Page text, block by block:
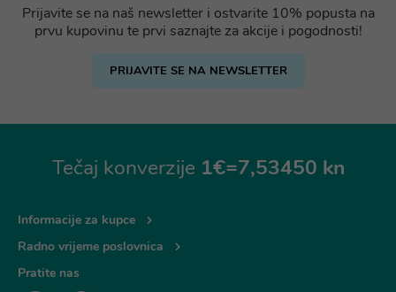
Prijavite se na naš newsletter i ostvarite 10% popusta na
prvu kupovinu te prvi saznajte za akcije i pogodnosti!
PRIJAVITE SE NA NEWSLETTER
Tečaj konverzije 1€=7,53450 kn
Informacije za kupce
Radno vrijeme poslovnica
Pratite nas